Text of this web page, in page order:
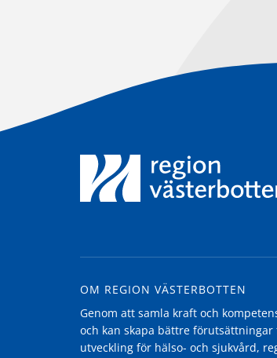
OM REGION VÄSTERBOTTEN
Genom att samla kraft och
och kan skapa bättre
utveckling för hälso- och sjukvård,